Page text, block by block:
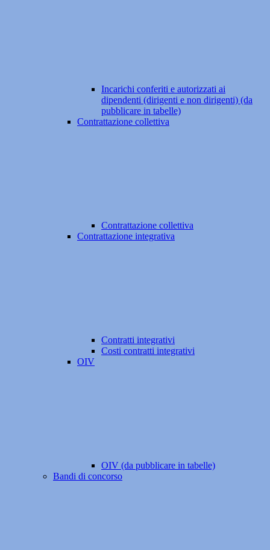
Incarichi conferiti e autorizzati ai
dipendenti (dirigenti e non dirigenti) (da
pubblicare in tabelle)
Contrattazione collettiva
Contrattazione collettiva
Contrattazione integrativa
Contratti integrativi
Costi contratti integrativi
OIV
OIV (da pubblicare in tabelle)
Bandi di concorso